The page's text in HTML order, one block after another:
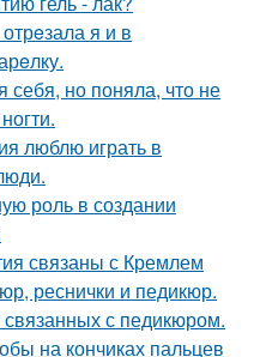
я и в
но поняла, что не
люблю играть в
роль в создании
связаны с Кремлем
реснички и педикюр.
с педикюром.
на кончиках пальцев